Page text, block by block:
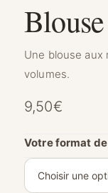
Une blouse aux
volumes.
9,50€
Votre format